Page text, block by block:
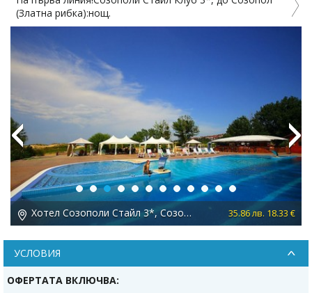
(Златна рибка):нощ.
Хотел Созополи Стайл 3*, Созопол 35.86 лв. 18.33 €
Previous Next
УСЛОВИЯ
ОФЕРТАТА ВКЛЮЧВА: